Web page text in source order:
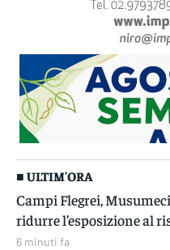
■ ULTIM'ORA
Campi Flegrei,
ridurre l’esposizione al
6 minuti fa